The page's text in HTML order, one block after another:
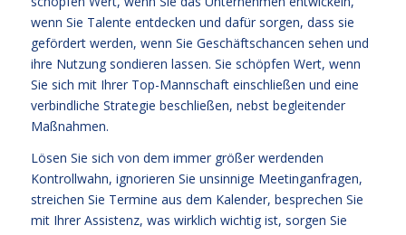
wenn Sie Talente entdecken und dafür sorgen, dass sie
gefördert werden, wenn Sie Geschäftschancen sehen und
ihre Nutzung sondieren lassen. Sie schöpfen Wert, wenn
Sie sich mit Ihrer Top-Mannschaft einschließen und eine
verbindliche Strategie beschließen, nebst begleitender
Maßnahmen.
Lösen Sie sich von dem immer größer werdenden
Kontrollwahn, ignorieren Sie unsinnige Meetinganfragen,
streichen Sie Termine aus dem Kalender, besprechen Sie
mit Ihrer Assistenz, was wirklich wichtig ist, sorgen Sie